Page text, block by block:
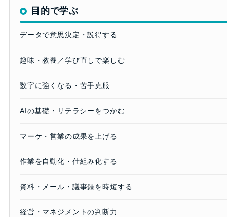
目的で学ぶ
データで意思決定・説得する
趣味・教養／学び直しで楽しむ
数字に強くなる・苦手克服
AIの基礎・リテラシーをつかむ
マーケ・営業の成果を上げる
作業を自動化・仕組み化する
資料・メール・議事録を時短する
経営・マネジメントの判断力